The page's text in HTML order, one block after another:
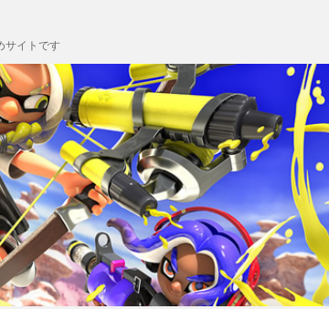
サイトです